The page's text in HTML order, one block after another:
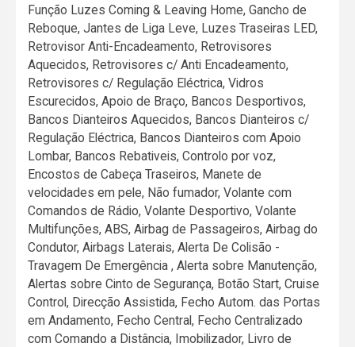
Função Luzes Coming & Leaving Home, Gancho de
Reboque, Jantes de Liga Leve, Luzes Traseiras LED,
Retrovisor Anti-Encadeamento, Retrovisores
Aquecidos, Retrovisores c/ Anti Encadeamento,
Retrovisores c/ Regulação Eléctrica, Vidros
Escurecidos, Apoio de Braço, Bancos Desportivos,
Bancos Dianteiros Aquecidos, Bancos Dianteiros c/
Regulação Eléctrica, Bancos Dianteiros com Apoio
Lombar, Bancos Rebativeis, Controlo por voz,
Encostos de Cabeça Traseiros, Manete de
velocidades em pele, Não fumador, Volante com
Comandos de Rádio, Volante Desportivo, Volante
Multifunções, ABS, Airbag de Passageiros, Airbag do
Condutor, Airbags Laterais, Alerta De Colisão -
Travagem De Emergência , Alerta sobre Manutenção,
Alertas sobre Cinto de Segurança, Botão Start, Cruise
Control, Direcção Assistida, Fecho Autom. das Portas
em Andamento, Fecho Central, Fecho Centralizado
com Comando a Distância, Imobilizador, Livro de